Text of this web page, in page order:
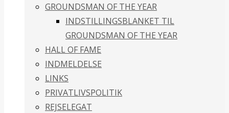
GROUNDSMAN OF THE YEAR
INDSTILLINGSBLANKET TIL
GROUNDSMAN OF THE YEAR
HALL OF FAME
INDMELDELSE
LINKS
PRIVATLIVSPOLITIK
REJSELEGAT